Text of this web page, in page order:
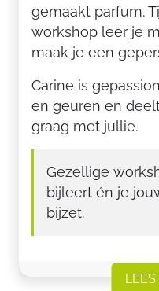
gemaakt parfum.
workshop leer je
maak je een
Carine is
en geuren en
graag met jullie.
Gezellige
bijleert én je
bijzet.
LEES